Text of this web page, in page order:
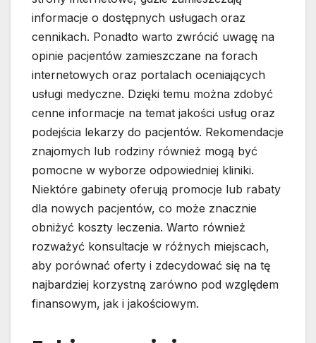
informacje o dostępnych usługach oraz
cennikach. Ponadto warto zwrócić uwagę na
opinie pacjentów zamieszczane na forach
internetowych oraz portalach oceniających
usługi medyczne. Dzięki temu można zdobyć
cenne informacje na temat jakości usług oraz
podejścia lekarzy do pacjentów. Rekomendacje
znajomych lub rodziny również mogą być
pomocne w wyborze odpowiedniej kliniki.
Niektóre gabinety oferują promocje lub rabaty
dla nowych pacjentów, co może znacznie
obniżyć koszty leczenia. Warto również
rozważyć konsultacje w różnych miejscach,
aby porównać oferty i zdecydować się na tę
najbardziej korzystną zarówno pod względem
finansowym, jak i jakościowym.